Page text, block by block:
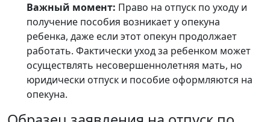
Важный момент: Право на отпуск по уходу и
получение пособия возникает у опекуна
ребенка, даже если этот опекун продолжает
работать. Фактически уход за ребенком может
осуществлять несовершеннолетняя мать, но
юридически отпуск и пособие оформляются на
опекуна.